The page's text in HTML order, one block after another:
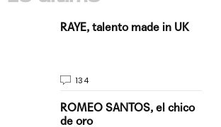
RAYE, talento made in UK
134
ROMEO SANTOS, el chico
de oro